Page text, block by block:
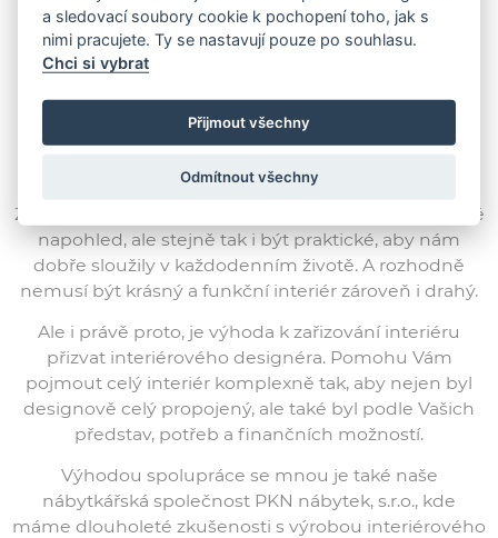
Zastávám názor, že interiéry by neměly být jen pěkné
napohled, ale stejně tak i být praktické, aby nám
dobře sloužily v každodenním životě. A rozhodně
nemusí být krásný a funkční interiér zároveň i drahý.
Ale i právě proto, je výhoda k zařizování interiéru
přizvat interiérového designéra. Pomohu Vám
pojmout celý interiér komplexně tak, aby nejen byl
designově celý propojený, ale také byl podle Vašich
představ, potřeb a finančních možností.
Výhodou spolupráce se mnou je také naše
nábytkářská společnost PKN nábytek, s.r.o., kde
máme dlouholeté zkušenosti s výrobou interiérového
a sledovací soubory cookie k pochopení toho, jak s
nimi pracujete. Ty se nastavují pouze po souhlasu.
Chci si vybrat
Přijmout všechny
Odmítnout všechny